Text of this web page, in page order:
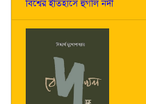
বিশ্বের ইতিহাসে হুগলি নদী